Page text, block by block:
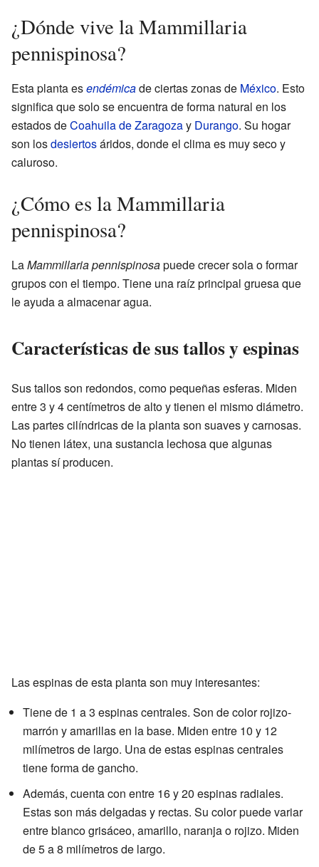
¿Dónde vive la Mammillaria
pennispinosa?
Esta planta esendémicade ciertas zonas de México. Esto
significa que solo se encuentra de forma natural en los
estados deCoahuila de Zaragozay Durango. Su hogar
son losdesiertosáridos, donde el clima es muy seco y
caluroso.
¿Cómo es la Mammillaria
pennispinosa?
LaMammillaria pennispinosapuede crecer sola o formar
grupos con el tiempo. Tiene una raíz principal gruesa que
le ayuda a almacenar agua.
Características de sus tallos y espinas
Sus tallos son redondos, como pequeñas esferas. Miden
entre 3 y 4 centímetros de alto y tienen el mismo diámetro.
Las partes cilíndricas de la planta son suaves y carnosas.
No tienen látex, una sustancia lechosa que algunas
plantas sí producen.
Las espinas de esta planta son muy interesantes:
Tiene de 1 a 3 espinas centrales. Son de color rojizo-
marrón y amarillas en la base. Miden entre 10 y 12
milímetros de largo. Una de estas espinas centrales
tiene forma de gancho.
Además, cuenta con entre 16 y 20 espinas radiales.
Estas son más delgadas y rectas. Su color puede variar
entre blanco grisáceo, amarillo, naranja o rojizo. Miden
de 5 a 8 milímetros de largo.